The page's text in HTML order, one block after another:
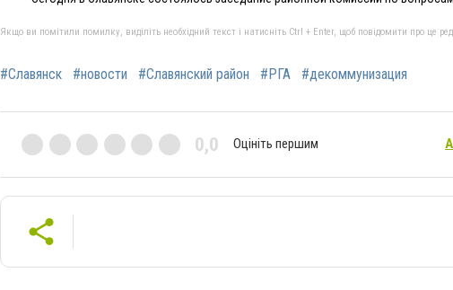
Якщо ви помітили помилку, виділіть необхідний текст і натисніть Ctrl + Enter, щоб повідомити про це
#Славянск #новости #Славянский район #РГА #декоммунизация
0,0 Оцініть першим